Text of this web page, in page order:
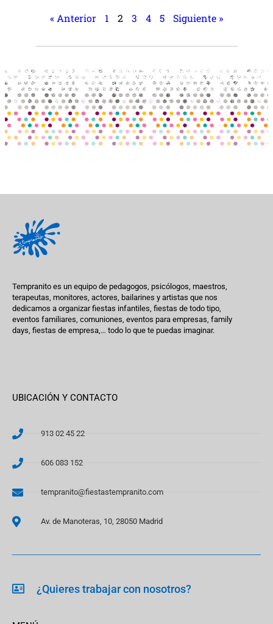
« Anterior 1 2 3 4 5 Siguiente »
Tempranito es un equipo de pedagogos, psicólogos, maestros,
terapeutas, monitores, actores, bailarines y artistas que nos
dedicamos a organizar fiestas infantiles, fiestas de todo tipo,
eventos familiares, comuniones, eventos para empresas, family
days, fiestas de empresa,… todo lo que te puedas imaginar.
UBICACIÓN Y CONTACTO
913 02 45 22
606 083 152
tempranito@fiestastempranito.com
Av. de Manoteras, 10, 28050 Madrid
¿Quieres trabajar con nosotros?